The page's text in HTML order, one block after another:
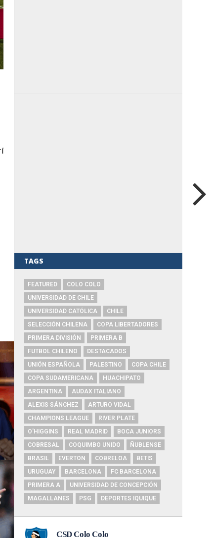
TAGS
FEATURED
COLO COLO
UNIVERSIDAD DE CHILE
UNIVERSIDAD CATÓLICA
CHILE
SELECCIÓN CHILENA
COPA LIBERTADORES
PRIMERA DIVISIÓN
PRIMERA B
FUTBOL CHILENO
DESTACADOS
UNIÓN ESPAÑOLA
PALESTINO
COPA CHILE
COPA SUDAMERICANA
HUACHIPATO
ARGENTINA
AUDAX ITALIANO
ALEXIS SÁNCHEZ
ARTURO VIDAL
CHAMPIONS LEAGUE
RIVER PLATE
O'HIGGINS
REAL MADRID
BOCA JUNIORS
COBRESAL
COQUIMBO UNIDO
ÑUBLENSE
BRASIL
EVERTON COBRELOA
BETIS
URUGUAY
BARCELONA
FC BARCELONA
PRIMERA A
UNIVERSIDAD DE CONCEPCIÓN
MAGALLANES
PSG DEPORTES IQUIQUE